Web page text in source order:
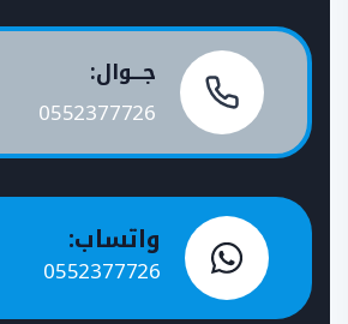
جـــوال:
0552377726
واتساب:
0552377726